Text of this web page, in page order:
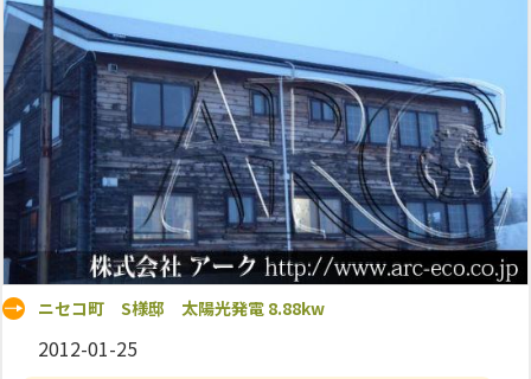
ニセコ町 S様邸 太陽光発電 8.88kw
2012-01-25